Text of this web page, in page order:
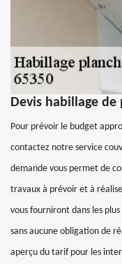
Devis habillage
Pour prévoir le budget
contactez notre service
demande vous permet de
travaux à prévoir et à
vous fourniront dans les
sans aucune obligation de
aperçu du tarif pour les